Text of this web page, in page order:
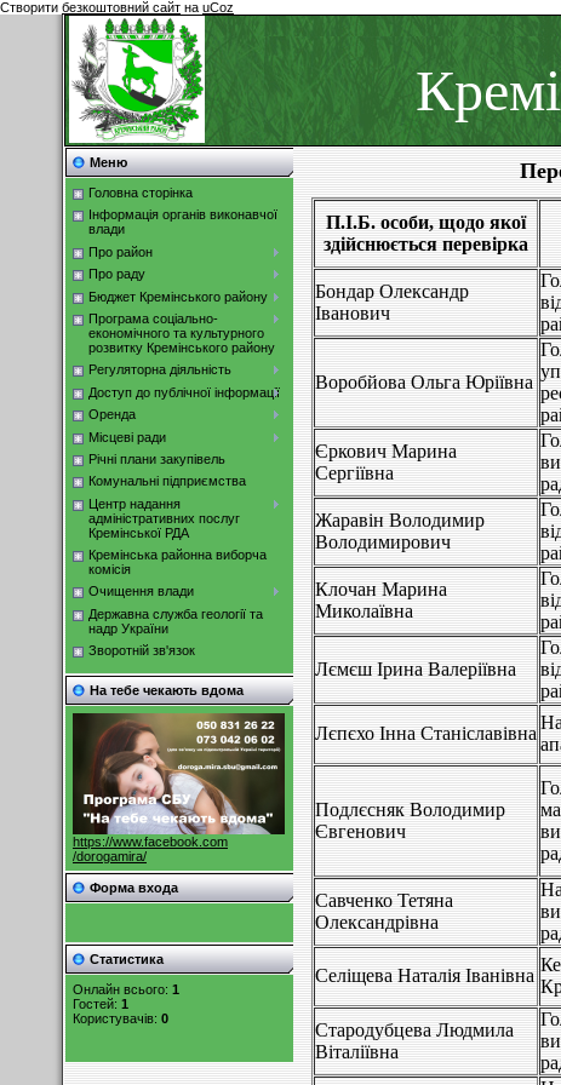
Створити безкоштовний сайт на uCoz
Меню
Головна сторінка
Інформація органів виконавчої
влади
Про район
Про раду
Бюджет Кремінського району
Програма соціально-
економічного та культурного
розвитку Кремінського району
Регуляторна діяльність
Доступ до публічної інформації
Оренда
Місцеві ради
Річні плани закупівель
Комунальні підприємства
Центр надання
адміністративних послуг
Кремінської РДА
Кремінська районна виборча
комісія
Очищення влади
Державна служба геології та
надр України
Зворотній зв'язок
На тебе чекають вдома
https://www.facebook.com
/dorogamira/
Форма входа
Статистика
Онлайн всього: 1
Гостей: 1
Користувачів: 0
П.І.Б. особи, щодо якої
здійснюється перевірка
Бондар Олександр
Іванович
Воробйова Ольга Юріївна
Єркович Марина
Сергіївна
Жаравін Володимир
Володимирович
Клочан Марина
Миколаївна
Лємєш Ірина Валеріївна
Лєпєхо Інна Станіславівна
Подлєсняк Володимир
Євгенович
Савченко Тетяна
Олександрівна
Селіщева Наталія Іванівна
Стародубцева Людмила
Віталіївна